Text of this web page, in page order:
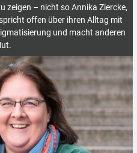
zeigen – nicht so Annika Ziercke,
offen über ihren Alltag mit
und macht anderen